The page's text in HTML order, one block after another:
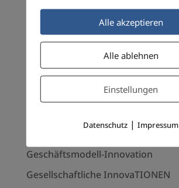
Dr. Charles Savage
Dr. Klaus Sailer
Dr. Rene Fassbender
EeG
Geschäftsmodell-Innovation
Gesellschaftliche InnovaTIONEN
Alle akzeptieren
Alle ablehnen
Einstellungen
Datenschutz |Impressum